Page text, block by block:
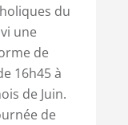
du
une
de
16h45 à
de Juin.
de